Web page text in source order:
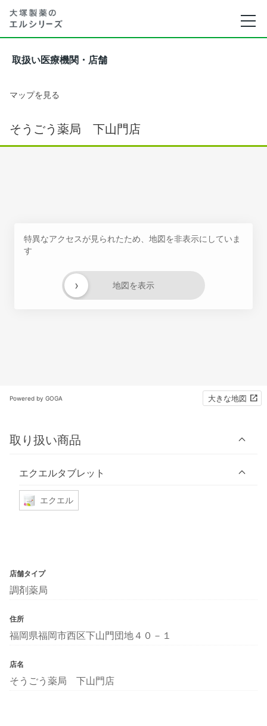
取扱い医療機関・店舗
マップを見る
そうごう薬局 下山門店
特異なアクセスが見られたため、地図を非表示にしていま
す
地図を表示
›
Powered by GOGA 大きな地図
取り扱い商品
エクエルタブレット
エクエル
店舗タイプ
調剤薬局
住所
福岡県福岡市西区下山門団地４０－１
店名
そうごう薬局 下山門店